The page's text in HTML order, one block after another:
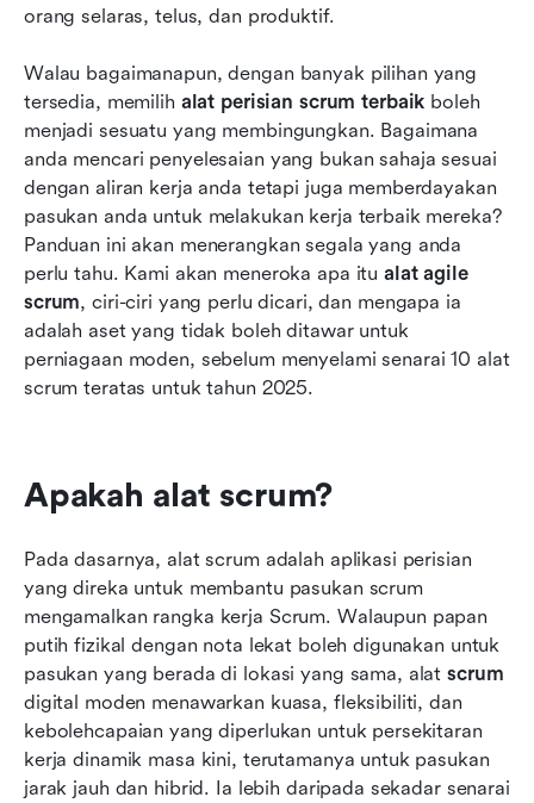
orang selaras, telus, dan produktif.
Walau bagaimanapun, dengan banyak pilihan yang
tersedia, memilih alat perisian scrum terbaik boleh
menjadi sesuatu yang membingungkan. Bagaimana
anda mencari penyelesaian yang bukan sahaja sesuai
dengan aliran kerja anda tetapi juga memberdayakan
pasukan anda untuk melakukan kerja terbaik mereka?
Panduan ini akan menerangkan segala yang anda
perlu tahu. Kami akan meneroka apa itu alat agile
scrum, ciri-ciri yang perlu dicari, dan mengapa ia
adalah aset yang tidak boleh ditawar untuk
perniagaan moden, sebelum menyelami senarai 10 alat
scrum teratas untuk tahun 2025.
Apakah alat scrum?
Pada dasarnya, alat scrum adalah aplikasi perisian
yang direka untuk membantu pasukan scrum
mengamalkan rangka kerja Scrum. Walaupun papan
putih fizikal dengan nota lekat boleh digunakan untuk
pasukan yang berada di lokasi yang sama, alat scrum
digital moden menawarkan kuasa, fleksibiliti, dan
kebolehcapaian yang diperlukan untuk persekitaran
kerja dinamik masa kini, terutamanya untuk pasukan
jarak jauh dan hibrid. Ia lebih daripada sekadar senarai